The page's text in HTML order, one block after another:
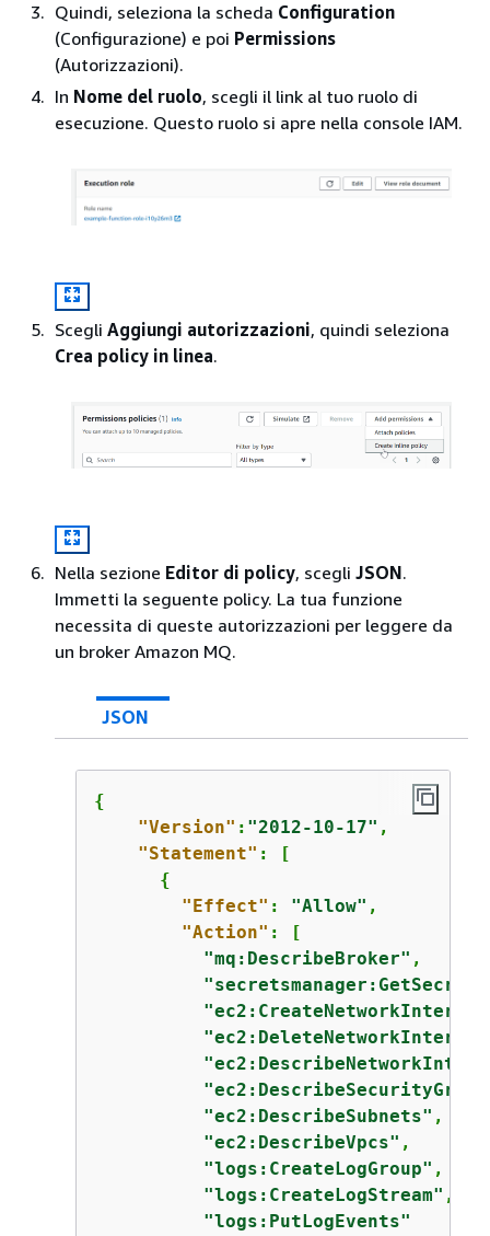
Quindi, seleziona la scheda Configuration
(Configurazione) e poi Permissions
(Autorizzazioni).
In Nome del ruolo, scegli il link al tuo ruolo di
esecuzione. Questo ruolo si apre nella console IAM.
Scegli Aggiungi autorizzazioni, quindi seleziona
Crea policy in linea.
Nella sezione Editor di policy, scegli JSON.
Immetti la seguente policy. La tua funzione
necessita di queste autorizzazioni per leggere da
un broker Amazon MQ.
JSON
{
"Version" : "2012-10-17" ,
"Statement" : [
{
"Effect" : "Allow" ,
"Action" : [
"mq:DescribeBroker" ,
"ec2:DescribeSubnets" ,
"ec2:DescribeVpcs" ,
"logs:CreateLogGroup" ,
"logs:CreateLogStream" ,
"logs:PutLogEvents"